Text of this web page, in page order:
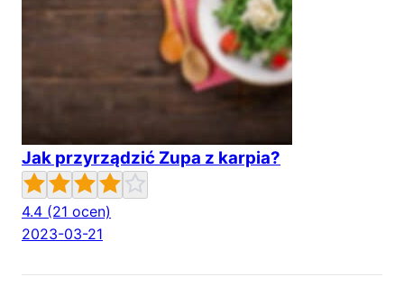
Jak przyrządzić Zupa z karpia?
4.4 (21 ocen)
2023-03-21